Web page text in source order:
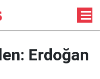
Erdoğan